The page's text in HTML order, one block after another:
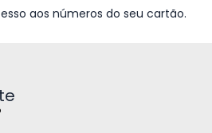
aos números do seu cartão.